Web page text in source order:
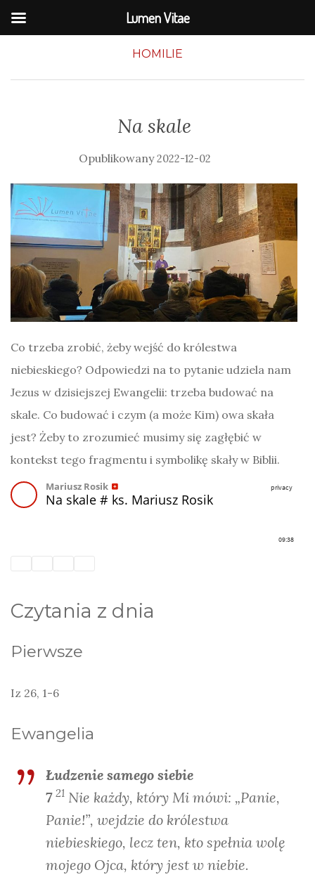
HOMILIE
Na skale
2022-12-02
Co trzeba zrobić, żeby wejść do królestwa
niebieskiego? Odpowiedzi na to pytanie udziela nam
Jezus w dzisiejszej Ewangelii: trzeba budować na
skale. Co budować i czym (a może Kim) owa skała
jest? Żeby to zrozumieć musimy się zagłębić w
kontekst tego fragmentu i symbolikę skały w Biblii.
Czytania z dnia
Pierwsze
Iz 26, 1-6
Ewangelia
Łudzenie samego siebie
7 21 Nie każdy, który Mi mówi: „Panie,
Panie!”, wejdzie do królestwa
niebieskiego, lecz ten, kto spełnia wolę
mojego Ojca, który jest w niebie.
Lumen Vitae